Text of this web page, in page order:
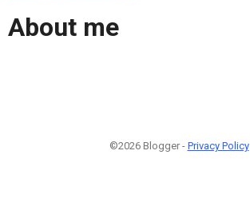
About me
©2026 Blogger - Privacy Policy